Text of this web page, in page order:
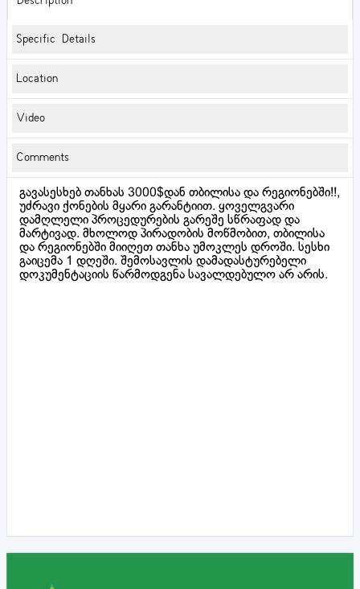
Specific Details
Location
Video
Comments
გავასესხებ თანხას 3000$დან თბილისა და რეგიონებში!!,
უძრავი ქონების მყარი გარანტიით. ყოველგვარი
დამღლელი პროცედურების გარეშე სწრაფად და
მარტივად. მხოლოდ პირადობის მოწმობით, თბილისა
და რეგიონებში მიიღეთ თანხა უმოკლეს დროში. სესხი
გაიცემა 1 დღეში. შემოსავლის დამადასტურებელი
დოკუმენტაციის წარმოდგენა სავალდებულო არ არის.